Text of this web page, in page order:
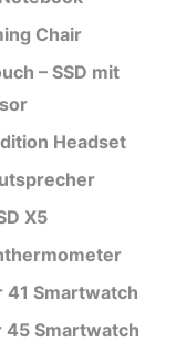
Chair
– SSD mit
Headset
X5
41 Smartwatch
45 Smartwatch